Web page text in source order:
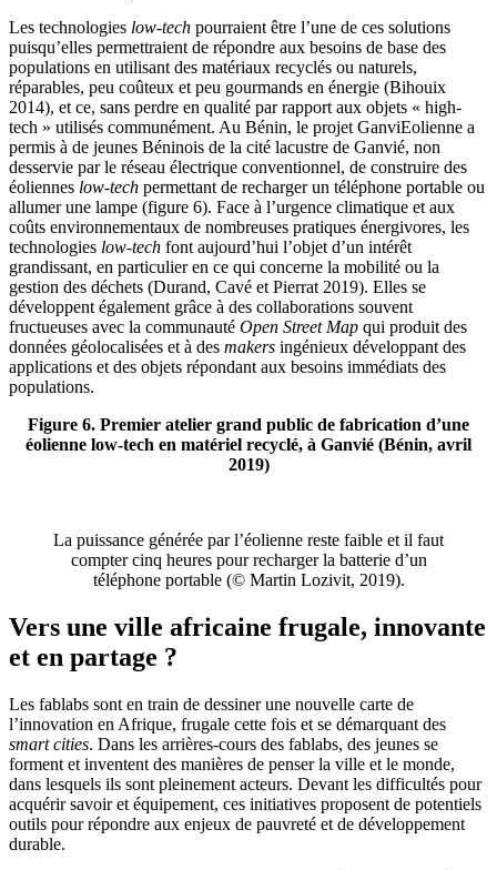
Les technologies low-tech pourraient être l’une de ces solutions
puisqu’elles permettraient de répondre aux besoins de base des
populations en utilisant des matériaux recyclés ou naturels,
réparables, peu coûteux et peu gourmands en énergie (Bihouix
2014), et ce, sans perdre en qualité par rapport aux objets « high-
tech » utilisés communément. Au Bénin, le projet GanviEolienne a
permis à de jeunes Béninois de la cité lacustre de Ganvié, non
desservie par le réseau électrique conventionnel, de construire des
éoliennes low-tech permettant de recharger un téléphone portable ou
allumer une lampe (figure 6). Face à l’urgence climatique et aux
coûts environnementaux de nombreuses pratiques énergivores, les
technologies low-tech font aujourd’hui l’objet d’un intérêt
grandissant, en particulier en ce qui concerne la mobilité ou la
gestion des déchets (Durand, Cavé et Pierrat 2019). Elles se
développent également grâce à des collaborations souvent
fructueuses avec la communauté Open Street Map qui produit des
données géolocalisées et à des makers ingénieux développant des
applications et des objets répondant aux besoins immédiats des
populations.
Figure 6. Premier atelier grand public de fabrication d’une
éolienne low-tech en matériel recyclé, à Ganvié (Bénin, avril
2019)
La puissance générée par l’éolienne reste faible et il faut
compter cinq heures pour recharger la batterie d’un
téléphone portable (© Martin Lozivit, 2019).
Vers une ville africaine frugale, innovante
et en partage ?
Les fablabs sont en train de dessiner une nouvelle carte de
l’innovation en Afrique, frugale cette fois et se démarquant des
smart cities. Dans les arrières-cours des fablabs, des jeunes se
forment et inventent des manières de penser la ville et le monde,
dans lesquels ils sont pleinement acteurs. Devant les difficultés pour
acquérir savoir et équipement, ces initiatives proposent de potentiels
outils pour répondre aux enjeux de pauvreté et de développement
durable.